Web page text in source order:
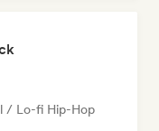
/ Lo-fi Hip-Hop